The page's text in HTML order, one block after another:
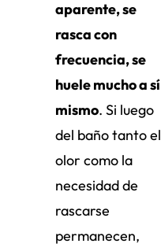
aparente, se
rasca con
frecuencia, se
huele mucho a sí
mismo. Si luego
del baño tanto el
olor como la
necesidad de
rascarse
permanecen,